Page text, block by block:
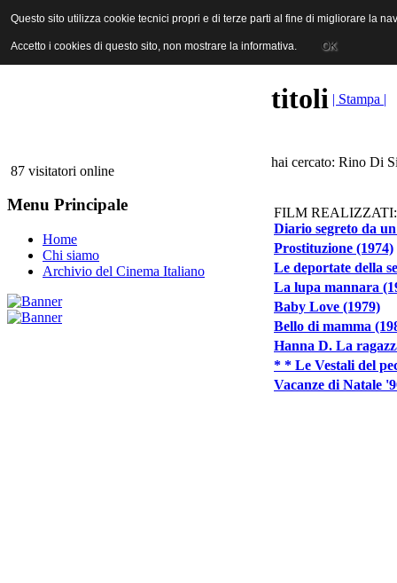
ANICA | Associazione Nazionale Industrie Cinematografiche
87 visitatori online
Menu Principale
Home
Chi siamo
Archivio del Cinema Italiano
titoli | Stampa |
hai cercato: Rino Di
FILM REALIZZATI:
Diario segreto da
Prostituzione (1974)
Le deportate della
La lupa mannara
Baby Love (1979)
Bello di mamma
Hanna D. La
* * Le Vestali del
Vacanze di Natale
Questo sito utilizza cookie tecnici propri e di terze parti al fine di migliorare la
Accetto i cookies di questo sito, non mostrare la informativa. OK
Questo sito utilizza cookie tecnici propri e di terze parti al fine di migliorare la
Accetto i cookies di questo sito, non mostrare la informativa. OK